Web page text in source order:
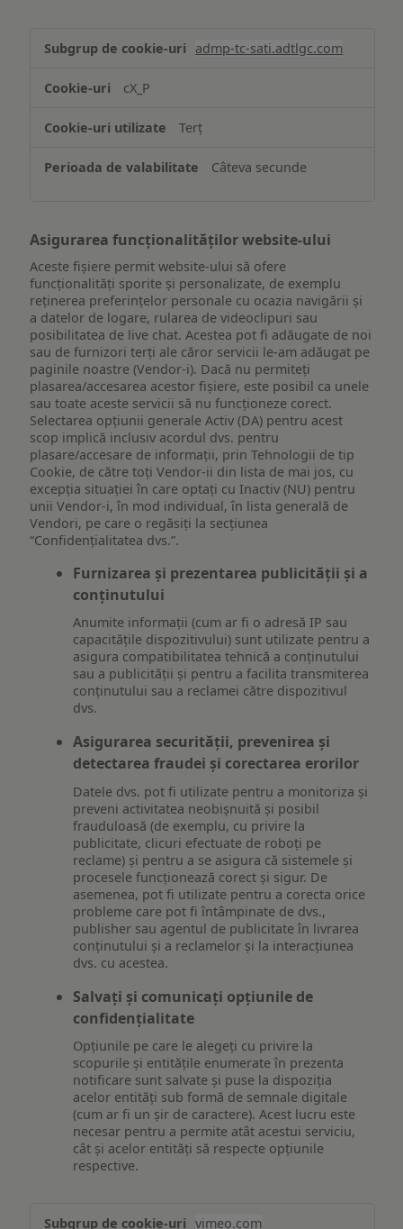
și/sau
informațiilor
pe
dispozitiv
admp-tc-sati.adtlgc.com
cX_P
Terț
Câteva secunde
Asigurarea funcționalităților website-ului
Aceste fișiere permit website-ului să ofere
funcționalități sporite și personalizate, de exemplu
reţinerea preferinţelor personale cu ocazia navigării și
a datelor de logare, rularea de videoclipuri sau
posibilitatea de live chat. Acestea pot fi adăugate de noi
sau de furnizori terți ale căror servicii le-am adăugat pe
paginile noastre (Vendor-i). Dacă nu permiteți
plasarea/accesarea acestor fișiere, este posibil ca unele
sau toate aceste servicii să nu funcționeze corect.
Selectarea opțiunii generale Activ (DA) pentru acest
scop implică inclusiv acordul dvs. pentru
plasare/accesare de informații, prin Tehnologii de tip
Cookie, de către toți Vendor-ii din lista de mai jos, cu
excepția situației în care optați cu Inactiv (NU) pentru
unii Vendor-i, în mod individual, în lista generală de
Vendori, pe care o regăsiți la secțiunea
“Confidențialitatea dvs.”.
Furnizarea și prezentarea publicității și a
conținutului
Anumite informații (cum ar fi o adresă IP sau
capacitățile dispozitivului) sunt utilizate pentru a
asigura compatibilitatea tehnică a conținutului
sau a publicității și pentru a facilita transmiterea
conținutului sau a reclamei către dispozitivul
dvs.
Asigurarea securității, prevenirea și
detectarea fraudei și corectarea erorilor
Datele dvs. pot fi utilizate pentru a monitoriza și
preveni activitatea neobișnuită și posibil
frauduloasă (de exemplu, cu privire la
publicitate, clicuri efectuate de roboți pe
reclame) și pentru a se asigura că sistemele și
procesele funcționează corect și sigur. De
asemenea, pot fi utilizate pentru a corecta orice
probleme care pot fi întâmpinate de dvs.,
publisher sau agentul de publicitate în livrarea
conținutului și a reclamelor și la interacțiunea
dvs. cu acestea.
Salvați și comunicați opțiunile de
confidențialitate
Opțiunile pe care le alegeți cu privire la
scopurile și entitățile enumerate în prezenta
notificare sunt salvate și puse la dispoziția
acelor entități sub formă de semnale digitale
(cum ar fi un șir de caractere). Acest lucru este
necesar pentru a permite atât acestui serviciu,
cât și acelor entități să respecte opțiunile
respective.
Asigurarea
vimeo.com